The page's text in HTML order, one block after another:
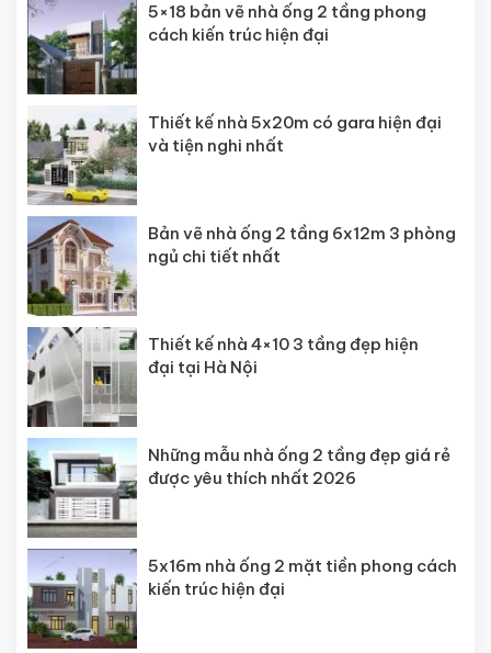
5×18 bản vẽ nhà ống 2 tầng phong
cách kiến trúc hiện đại
Thiết kế nhà 5x20m có gara hiện đại
và tiện nghi nhất
Bản vẽ nhà ống 2 tầng 6x12m 3 phòng
ngủ chi tiết nhất
Thiết kế nhà 4×10 3 tầng đẹp hiện
đại tại Hà Nội
Những mẫu nhà ống 2 tầng đẹp giá rẻ
được yêu thích nhất 2026
5x16m nhà ống 2 mặt tiền phong cách
kiến trúc hiện đại